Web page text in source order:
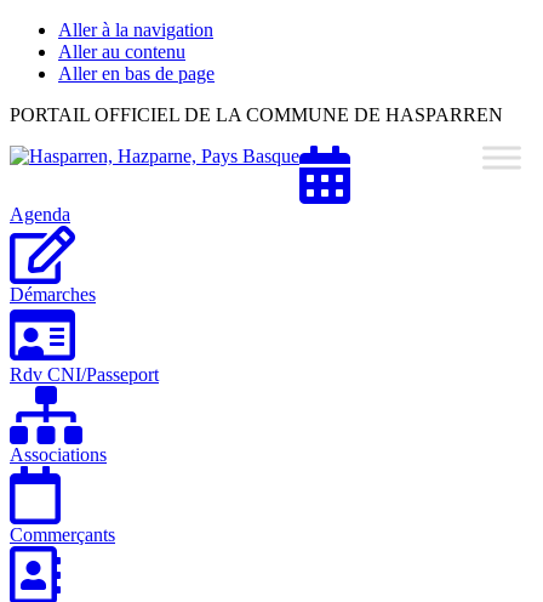
Aller à la navigation
Aller au contenu
Aller en bas de page
Hasparren,
Pays
PORTAIL OFFICIEL DE LA COMMUNE DE HASPARREN
Agenda
Démarches
Rdv CNI/Passeport
Associations
Commerçants